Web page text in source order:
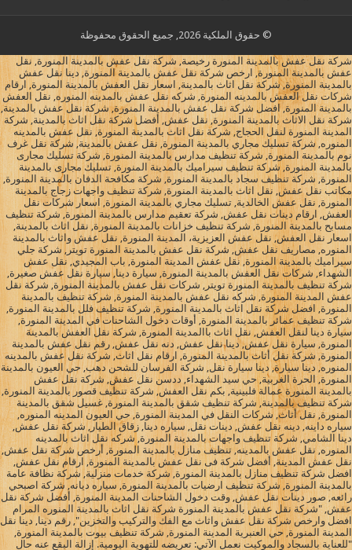
© حقوق الملكية 2026, جميع الحقوق محفوظة
شركة نقل عفش بالمدينة المنورة رخيصة, شركة نقل عفش بالمدينة المنورة, نقل
عفش بالمدينة المنورة, ارخص شركة نقل عفش بالمدينة المنورة, دينا نقل عفش
بالمدينة المنورة, شركة نقل اثاث بالمدينة, اسعار نقل العفش بالمدينة المنورة, ارقام
شركات نقل العفش بالمدينه المنورة, شركه نقل عفش بالمدينه المنوره, نقل العفش
بالمدينة المنورة, افضل شركة نقل عفش بالمدينة المنورة, شركة نقل عفش بالمدينة,
شركة نقل الاثاث بالمدينة المنورة, نقل عفش, أفضل شركة نقل اثاث بالمدينة, شركة
المدينة المنورة لنقل الحجاج, شركة نقل اثاث بالمدينة المنورة, نقل عفش بالمدينه
المنوره, شركة تسليك مجاري بالمدينة المنورة, نقل عفش بالمدينة, شركة نقل غرف
نوم بالمدينة المنورة, شركة تنظيف مدارس بالمدينة المنورة, شركة تسليك مجارى
بالمدينة المنورة, شركة تنظيف سيراميك بالمدينة المنورة, تسليك مجارى بالمدينة
المنورة, شركة تنظيف سجاد بالمدينة المنورة, شركة مكافحة الدفان بالمدينة المنورة,
مكاتب نقل عفش, نقل اثاث بالمدينة المنورة, شركة تنظيف واجهات زجاج بالمدينة
المنورة, نقل عفش الخالدية, تسليك مجاري بالمدينة المنورة, اسعار شركات نقل
العفش, ارقام دينات نقل عفش, شركة تعقيم مدارس بالمدينة المنورة, شركة تنظيف
مسابح بالمدينة المنورة, شركة تنظيف خزانات بالمدينة المنورة, نقل اثاث بالمدينة,
اسعار نقل العفش, نقل عفش العزيزية، المدينة المنورة, نقل عفش واثاث بالمدينة
المنوره, مصاريف نقل عفش, شركة نقل عفش بالمدينة المنورة تويتر, شركة جلي
سيراميك بالمدينة المنورة, نقل عفش المدينة المنورة, باب المجيدي, نقل عفش
الشهداء, شركات نقل العفش بالمدينة المنورة, سيارة دينا, سيارة نقل عفش صغيرة,
شركة تنظيف بالمدينة المنورة تويتر, شركات نقل عفش بالمدينة المنورة, شركة نقل
عفش المدينة المنورة, شركه نقل عفش بالمدينة المنورة, شركة تنظيف بالمدينة
المنورة, افضل شركة نقل اثاث بالمدينة المنورة, شركة تنظيف فلل بالمدينة المنورة,
شركة تنظيف عمائر بالمدينة المنورة, أوقات دخول الشاحنات في المدينة المنورة,
سيارة دينا لنقل العفش, نقل اثاث باالمدينة المنورة, شركة نقل العفش بالمدينة
المنورة, سيارة نقل عفش, دينا نقل عفش, دنه نقل عفش, رقم نقل عفش بالمدينة
المنورة, شركة نقل أثاث بالمدينة المنورة, ارقام نقل اثاث, شركة نقل عفش بالمدينه
المنوره, دينا سيارة, دينا سيارة نقل, شركة الفرسان للشحن دهب, حي العيون بالمدينة
المنورة, الحرة الغربية, حي سيد الشهداء, ددسن نقل عفش, شركة نقل عفش
بالمدينة المنورة عمالة فلبينية, بكم نقل العفش, شركة تنظيف قصور بالمدينة المنورة,
شركة تنظيف بالمدينة, شركة تنظيف شقق بالمدينة المنورة, غسيل شقق بالمدينة
المنورة, نقل أثاث, شركات النقل في المدينة المنورة, حي العيون المدينه المنوره,
سياره داينه, دينه نقل عفش, دينات نقل, سياره دينا, زقاق الطيار, شركة نقل عفش,
دينا الشامي, شركة تنظيف واجهات بالمدينة المنورة, شركه نقل اثاث بالمدينه
المنوره, نقل عفش بالمدينه, تنظيف منازل بالمدينة المنورة, أرخص شركة نقل عفش,
نقل عفش المدينة, أفضل شركة فى نقل عفش بالمدينة المنورة, ارقام نقل عفش,
افضل شركة تنظيف منازل بالمدينة المنورة, شركة خدمات منزلية, شركة نظافة عامة
بالمدينة المنورة, شركة تنظيف ارضيات بالمدينة المنورة, سياره ديانه, شركة اصبحي
رائعه, صور دينات نقل عفش, وقت دخول الشاحنات المدينة المنورة, أفضل شركة نقل
عفش, "شركة نقل عفش بالمدينة المنورة شركة نقل اثاث بالمدينة المنوره المرام
افضل وارخص شركة نقل عفش واثاث مع الفك والتركيب والتخزين", رقم دينا, دينا نقل
المدينة المنورة, حي العنبرية المدينة المنورة, شركة تنظيف بيوت بالمدينة المنورة,
"للعناية بالسجاد والموكيت نعمل الآتي: تعريضه للتهوية اليومية. إزالة البقع عنه حال